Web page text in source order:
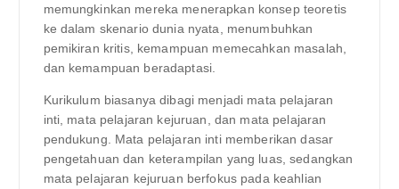
memungkinkan mereka menerapkan konsep teoretis
ke dalam skenario dunia nyata, menumbuhkan
pemikiran kritis, kemampuan memecahkan masalah,
dan kemampuan beradaptasi.
Kurikulum biasanya dibagi menjadi mata pelajaran
inti, mata pelajaran kejuruan, dan mata pelajaran
pendukung. Mata pelajaran inti memberikan dasar
pengetahuan dan keterampilan yang luas, sedangkan
mata pelajaran kejuruan berfokus pada keahlian